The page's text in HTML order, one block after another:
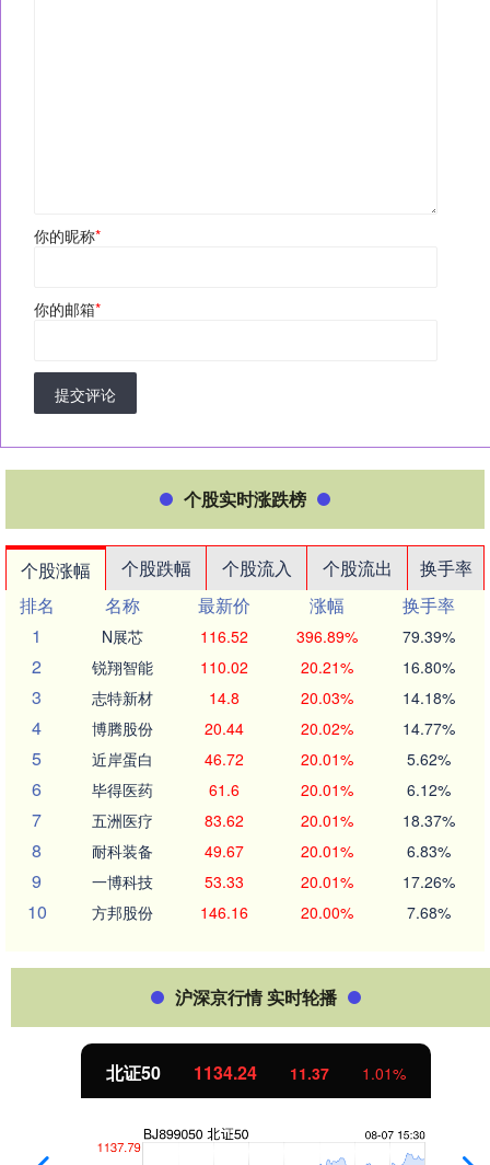
你的昵称*
你的邮箱*
提交评论
个股实时涨跌榜
个股涨幅 个股跌幅 个股流入 个股流出
换手率
排名
名称 最新价 涨幅
换手率
1
N展芯 116.52 396.89% 79.39%
2 锐翔智能 110.02 20.21% 16.80%
3 志特新材 14.8 20.03% 14.18%
4 博腾股份 20.44 20.02% 14.77%
5 近岸蛋白 46.72 20.01% 5.62%
6 毕得医药 61.6 20.01% 6.12%
7 五洲医疗 83.62 20.01% 18.37%
8 耐科装备 49.67 20.01% 6.83%
9 一博科技 53.33 20.01% 17.26%
10 方邦股份 146.16 20.00% 7.68%
沪深京行情 实时轮播
北证50 1134.24 11.37 1.01%